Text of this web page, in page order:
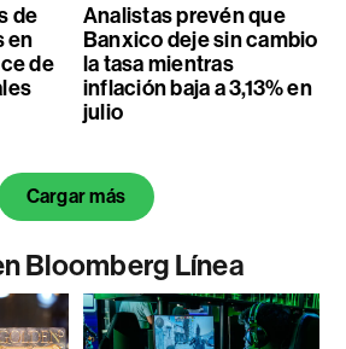
de
en
de
Analistas prevén que
Banxico deje sin cambio
la tasa mientras
inflación baja a 3,13% en
julio
Cargar más
Bloomberg Línea